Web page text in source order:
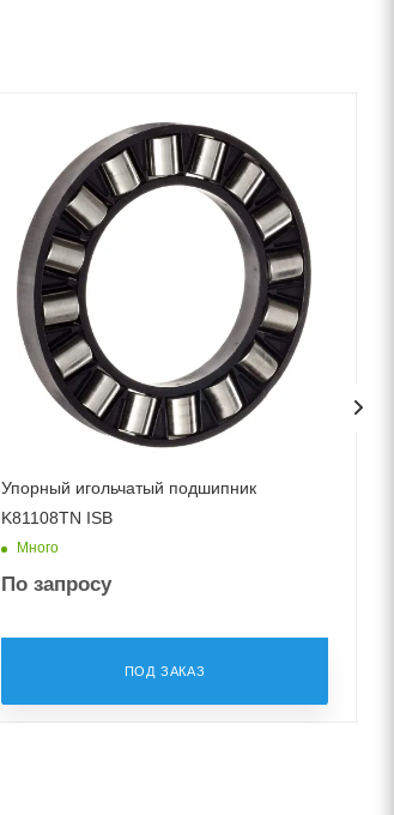
Упорный игольчатый подшипник
K81108TN ISB
Много
По запросу
ПОД ЗАКАЗ